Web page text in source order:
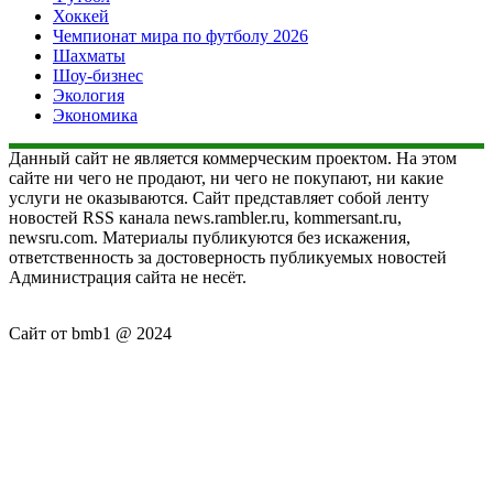
Хоккей
Чемпионат мира по футболу 2026
Шахматы
Шоу-бизнес
Экология
Экономика
Данный сайт не является коммерческим проектом. На этом
сайте ни чего не продают, ни чего не покупают, ни какие
услуги не оказываются. Сайт представляет собой ленту
новостей RSS канала news.rambler.ru, kommersant.ru,
newsru.com. Материалы публикуются без искажения,
ответственность за достоверность публикуемых новостей
Администрация сайта не несёт.
Сайт от bmb1 @ 2024